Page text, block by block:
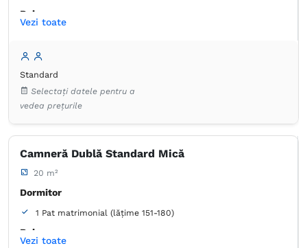
Baie
Articole de toaletă gratuite
Lenjerie de pat
Frigider în cameră
Vezi toate
Standard
Selectați datele pentru a
vedea prețurile
Camneră Dublă Standard Mică
20 m²
Dormitor
1 Pat matrimonial (lățime 151-180)
Baie
Vezi toate